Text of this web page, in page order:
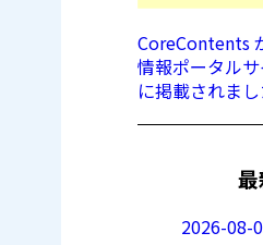
CoreContents
情報ポータルサ
に掲載されまし
2026-08-